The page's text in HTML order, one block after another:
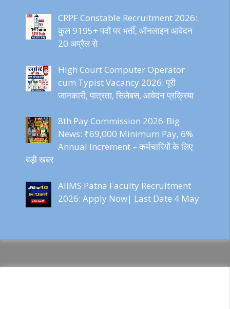
CRPF Constable Recruitment 2026:
कुल 9195+ पदों पर भर्ती, ऑनलाइन आवेदन
20 अप्रैल से
High Court Computer Operator
cum Typist Vacancy 2026: पूरी
जानकारी, पात्रता, सिलेबस, आवेदन प्रक्रिया
8th Pay Commission 2026-Big
News: ₹69,000 Minimum Pay, 6%
Annual Increment – कर्मचारियों के लिए
बड़ी खबर
AIIMS Patna Faculty Recruitment
2026: Apply Now| Last Date 4 May